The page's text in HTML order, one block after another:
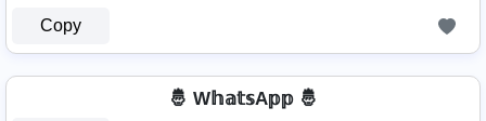
Copy
🤴 W𝕙𝕒𝕥𝕤A𝕡𝕡 🤴